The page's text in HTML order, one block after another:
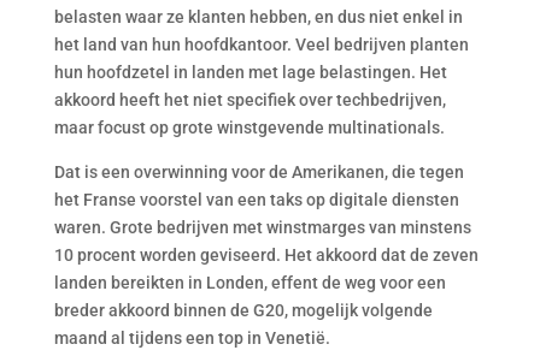
belasten waar ze klanten hebben, en dus niet enkel in
het land van hun hoofdkantoor. Veel bedrijven planten
hun hoofdzetel in landen met lage belastingen. Het
akkoord heeft het niet specifiek over techbedrijven,
maar focust op grote winstgevende multinationals.
Dat is een overwinning voor de Amerikanen, die tegen
het Franse voorstel van een taks op digitale diensten
waren. Grote bedrijven met winstmarges van minstens
10 procent worden geviseerd. Het akkoord dat de zeven
landen bereikten in Londen, effent de weg voor een
breder akkoord binnen de G20, mogelijk volgende
maand al tijdens een top in Venetië.